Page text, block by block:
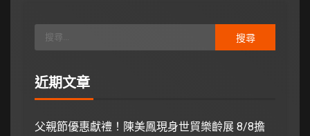
近期文章
父親節優惠獻禮！陳美鳳現身世貿樂齡展 8/8擔